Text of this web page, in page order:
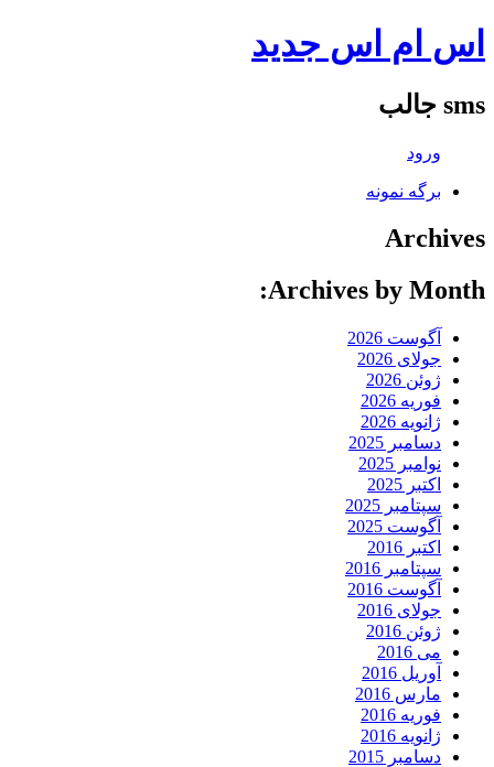
اس ام اس جدید
sms جالب
ورود
برگه نمونه
Archives
Archives by Month:
آگوست 2026
جولای 2026
ژوئن 2026
فوریه 2026
ژانویه 2026
دسامبر 2025
نوامبر 2025
اکتبر 2025
سپتامبر 2025
آگوست 2025
اکتبر 2016
سپتامبر 2016
آگوست 2016
جولای 2016
ژوئن 2016
می 2016
آوریل 2016
مارس 2016
فوریه 2016
ژانویه 2016
دسامبر 2015